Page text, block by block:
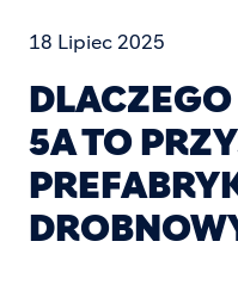
18 Lipiec 2025
5A TO